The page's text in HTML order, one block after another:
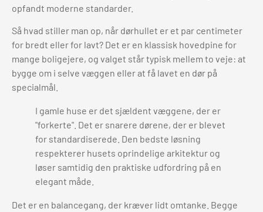
opfandt moderne standarder.
Så hvad stiller man op, når dørhullet er et par centimeter
for bredt eller for lavt? Det er en klassisk hovedpine for
mange boligejere, og valget står typisk mellem to veje: at
bygge om i selve væggen eller at få lavet en dør på
specialmål.
I gamle huse er det sjældent væggene, der er
"forkerte". Det er snarere dørene, der er blevet
for standardiserede. Den bedste løsning
respekterer husets oprindelige arkitektur og
løser samtidig den praktiske udfordring på en
elegant måde.
Det er en balancegang, der kræver lidt omtanke. Begge